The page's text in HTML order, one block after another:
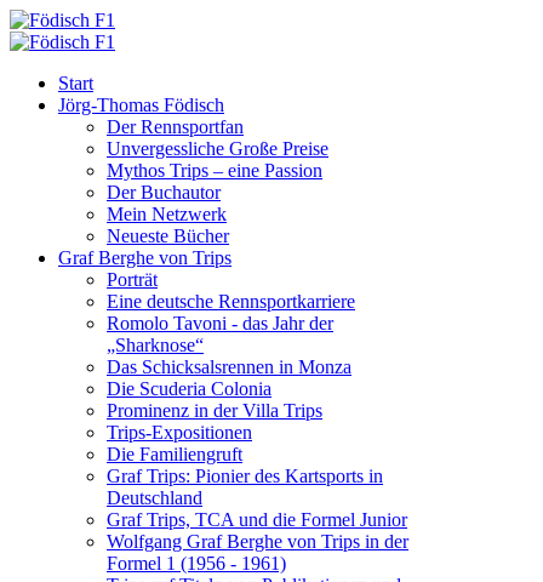
Start
Jörg-Thomas Födisch
Der Rennsportfan
Unvergessliche Große Preise
Mythos Trips – eine Passion
Der Buchautor
Mein Netzwerk
Neueste Bücher
Graf Berghe von Trips
Porträt
Eine deutsche Rennsportkarriere
Romolo Tavoni - das Jahr der
„Sharknose“
Das Schicksalsrennen in Monza
Die Scuderia Colonia
Prominenz in der Villa Trips
Trips-Expositionen
Die Familiengruft
Graf Trips: Pionier des Kartsports in
Deutschland
Graf Trips, TCA und die Formel Junior
Wolfgang Graf Berghe von Trips in der
Formel 1 (1956 - 1961)